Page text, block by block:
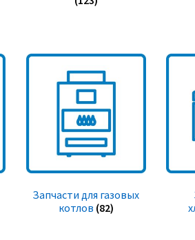
Запчасти для газовых
котлов (82)